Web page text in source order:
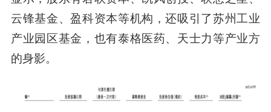
云锋基金、盈科资本等机构，还吸引了苏州工业
产业园区基金，也有泰格医药、天士力等产业方
的身影。